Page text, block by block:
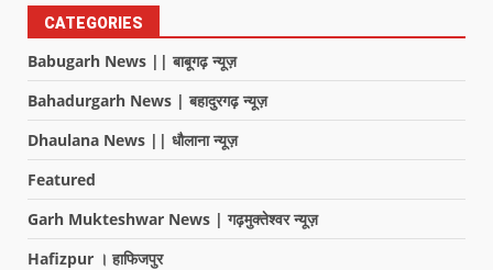
CATEGORIES
Babugarh News || बाबूगढ़ न्यूज़
Bahadurgarh News | बहादुरगढ़ न्यूज़
Dhaulana News || धौलाना न्यूज़
Featured
Garh Mukteshwar News | गढ़मुक्तेश्वर न्यूज़
Hafizpur । हाफिजपुर